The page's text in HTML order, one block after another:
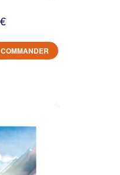
COMMANDER